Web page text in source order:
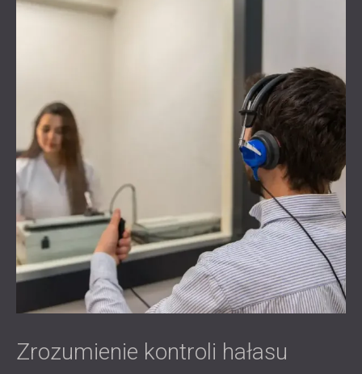
Zrozumienie kontroli hałasu